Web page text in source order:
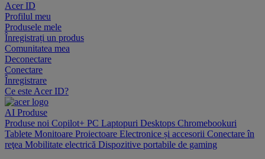
Acer ID
Profilul meu
Produsele mele
Înregistrați un produs
Comunitatea mea
Deconectare
Conectare
Înregistrare
Ce este Acer ID?
AI Produse
Produse noi Copilot+ PC Laptopuri Desktops Chromebookuri
Tablete Monitoare Proiectoare Electronice și accesorii Conectare în
reţea Mobilitate electrică Dispozitive portabile de gaming